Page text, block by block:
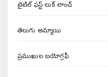
టైటిల్ ఫస్ట్ లుక్ లాంచ్
తెలుగు అమ్మాయి
ప్రముఖుల బయోగ్రఫీ